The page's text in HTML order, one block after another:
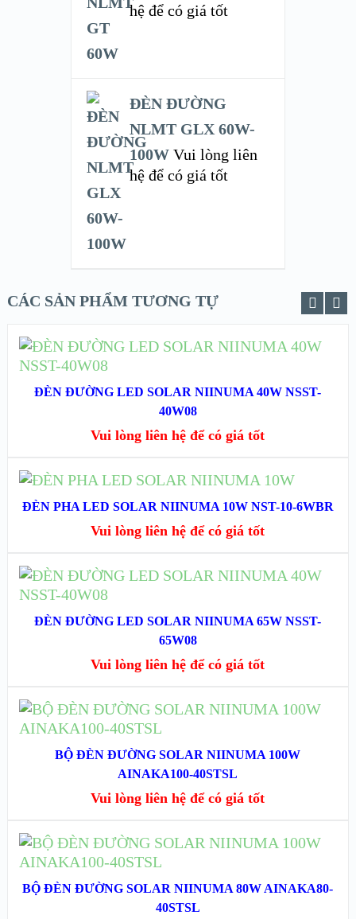
hệ để có giá tốt
ĐÈN ĐƯỜNG
NLMT GLX 60W-
100W Vui lòng liên
hệ để có giá tốt
CÁC SẢN PHẨM TƯƠNG TỰ
XEM NHANH
XEM CHI TIẾT
ĐÈN ĐƯỜNG LED SOLAR NIINUMA 40W NSST-
40W08
Vui lòng liên hệ để có giá tốt
XEM NHANH
ĐỌC TIẾP
ĐÈN PHA LED SOLAR NIINUMA 10W NST-10-6WBR
Vui lòng liên hệ để có giá tốt
XEM NHANH
XEM CHI TIẾT
ĐÈN ĐƯỜNG LED SOLAR NIINUMA 65W NSST-
65W08
Vui lòng liên hệ để có giá tốt
XEM NHANH
XEM CHI TIẾT
ĐỌC TIẾP
BỘ ĐÈN ĐƯỜNG SOLAR NIINUMA 100W
AINAKA100-40STSL
Vui lòng liên hệ để có giá tốt
XEM NHANH
ĐỌC TIẾP
BỘ ĐÈN ĐƯỜNG SOLAR NIINUMA 80W AINAKA80-
40STSL